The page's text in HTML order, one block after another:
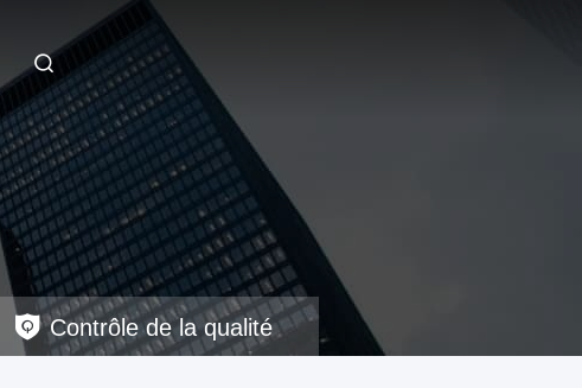
Contrôle de la qualité